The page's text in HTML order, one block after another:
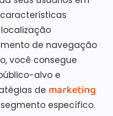
de navegação
você consegue
alvo e
de marketing
específico.